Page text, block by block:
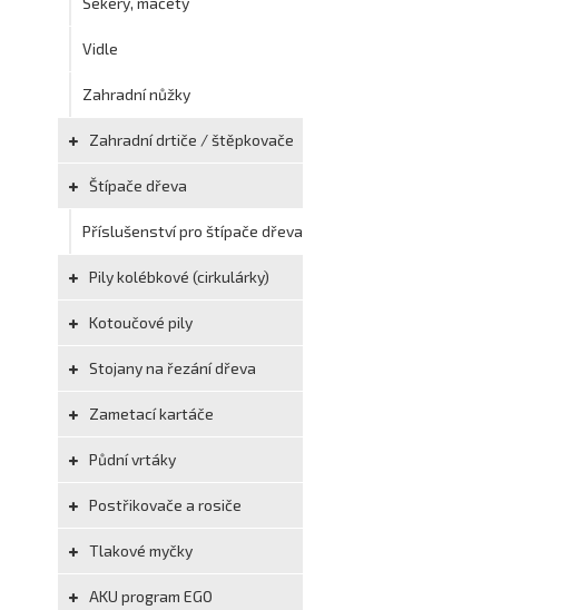
Vidle
Zahradní nůžky
Zahradní drtiče / štěpkovače
Štípače dřeva
Příslušenství pro štípače dřeva
Pily kolébkové (cirkulárky)
Kotoučové pily
Stojany na řezání dřeva
Zametací kartáče
Půdní vrtáky
Postřikovače a rosiče
Tlakové myčky
AKU program EGO